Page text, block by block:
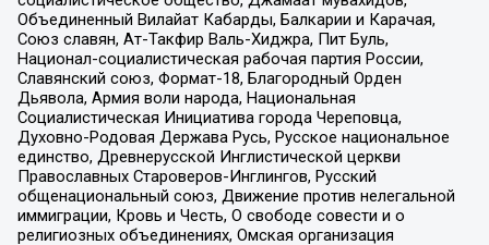
Объединенный Вилайат Кабарды, Балкарии и Карачая,
Союз славян, Ат-Такфир Валь-Хиджра, Пит Буль,
Национал-социалистическая рабочая партия России,
Славянский союз, Формат-18, Благородный Орден
Дьявола, Армия воли народа, Национальная
Социалистическая Инициатива города Череповца,
Духовно-Родовая Держава Русь, Русское национальное
единство, Древнерусской Инглистической церкви
Православных Староверов-Инглингов, Русский
общенациональный союз, Движение против нелегальной
иммиграции, Кровь и Честь, О свободе совести и о
религиозных объединениях, Омская организация